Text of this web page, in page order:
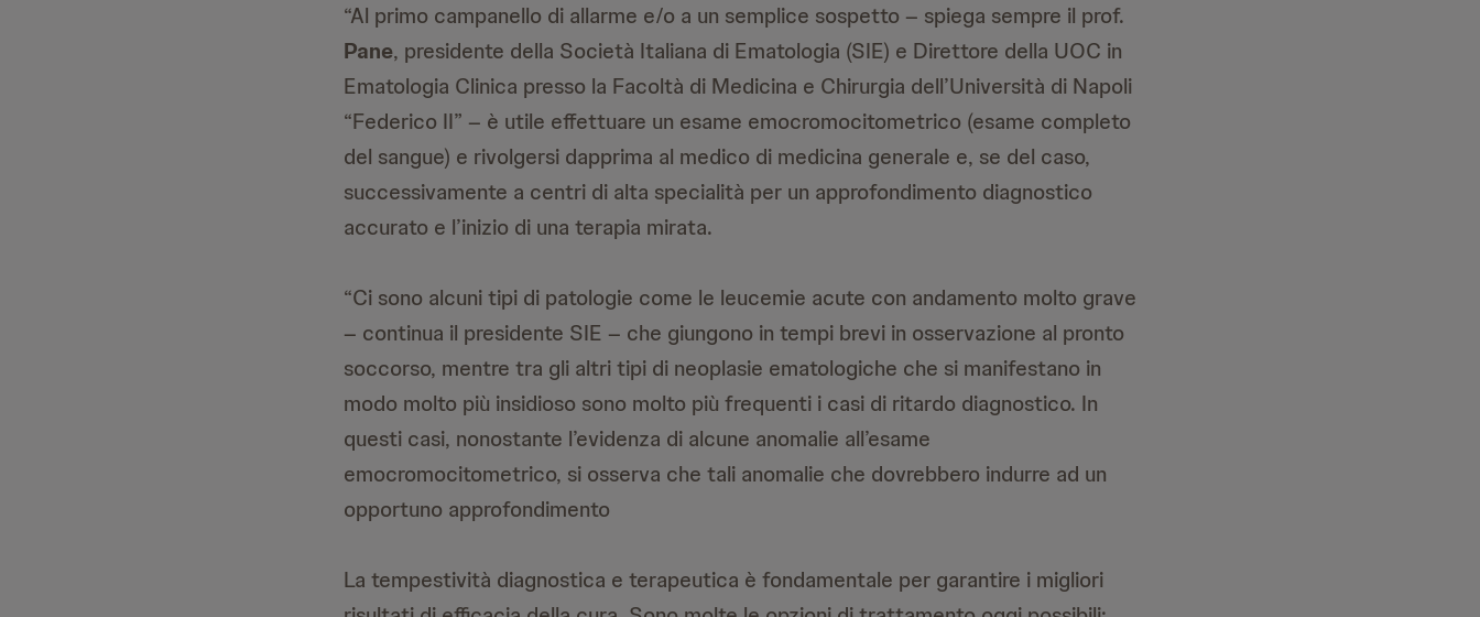
“Al primo campanello di allarme e/o a un semplice sospetto – spiega sempre il prof.
Pane, presidente della Società Italiana di Ematologia (SIE) e Direttore della UOC in
Ematologia Clinica presso la Facoltà di Medicina e Chirurgia dell’Università di Napoli
“Federico II” – è utile effettuare un esame emocromocitometrico (esame completo
del sangue) e rivolgersi dapprima al medico di medicina generale e, se del caso,
successivamente a centri di alta specialità per un approfondimento diagnostico
accurato e l’inizio di una terapia mirata.
“Ci sono alcuni tipi di patologie come le leucemie acute con andamento molto grave
– continua il presidente SIE – che giungono in tempi brevi in osservazione al pronto
soccorso, mentre tra gli altri tipi di neoplasie ematologiche che si manifestano in
modo molto più insidioso sono molto più frequenti i casi di ritardo diagnostico. In
questi casi, nonostante l’evidenza di alcune anomalie all’esame
emocromocitometrico, si osserva che tali anomalie che dovrebbero indurre ad un
opportuno approfondimento
La tempestività diagnostica e terapeutica è fondamentale per garantire i migliori